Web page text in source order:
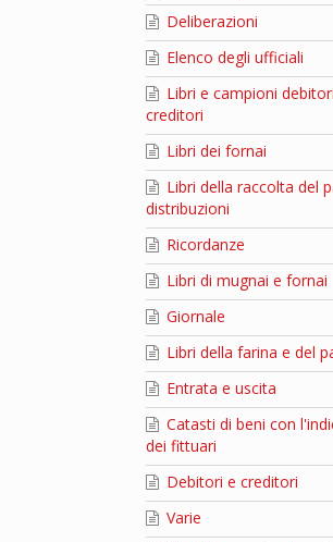
Deliberazioni
Elenco degli ufficiali
Libri e campioni
creditori
Libri dei fornai
Libri della raccolta del
distribuzioni
Ricordanze
Libri di mugnai e fornai
Giornale
Libri della farina e del
Entrata e uscita
Catasti di beni con
dei fittuari
Debitori e creditori
Varie